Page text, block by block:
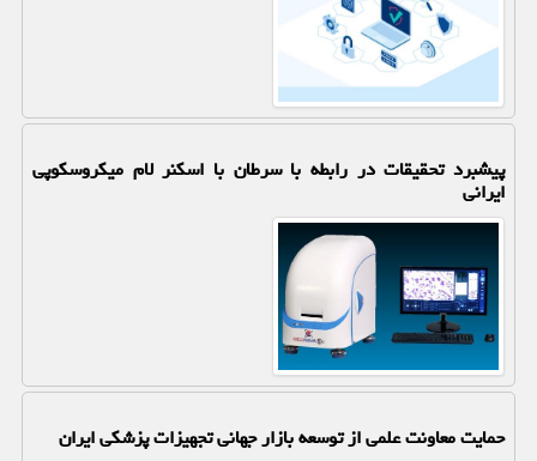
پیشبرد تحقیقات در رابطه با سرطان با اسکنر لام میکروسکوپی
ایرانی
حمایت معاونت علمی از توسعه بازار جهانی تجهیزات پزشکی ایران